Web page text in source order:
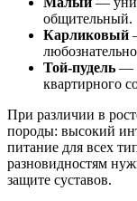
общительный.
Карликовый
Той-пудель —
квартирного
При различии в
породы: высокий
питание для всех
разновидностям
защите суставов.